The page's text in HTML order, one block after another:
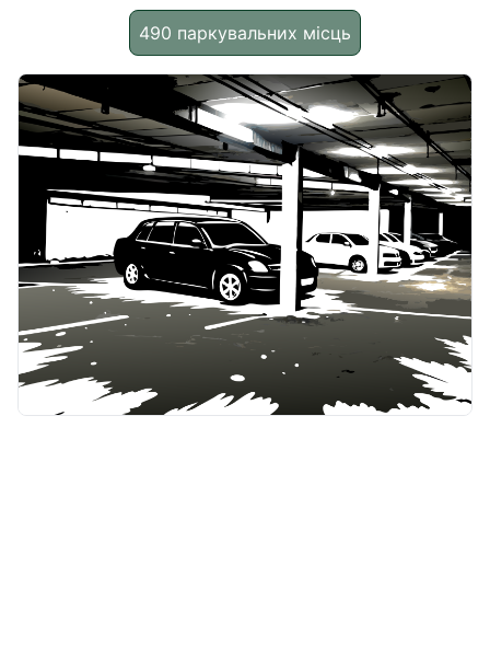
490 паркувальних місць